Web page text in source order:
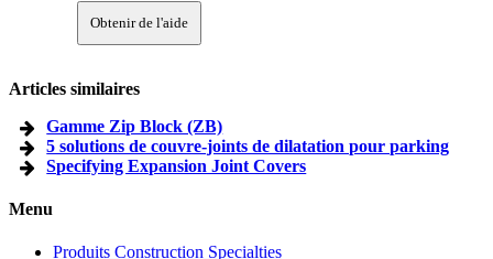
Obtenir de l'aide
Articles similaires
Gamme Zip Block (ZB)
5 solutions de couvre-joints de dilatation pour parking
Specifying Expansion Joint Covers
Menu
Produits Construction Specialties